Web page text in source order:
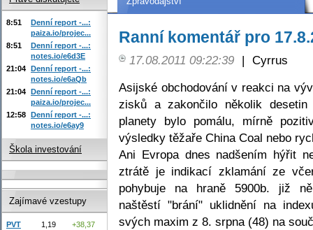
Ranní komentář pro
17.08.2011 09:22:39 | Cyrrus
Asijské obchodování v reakci na
zisků a zakončilo několik
planety bylo pomálu, mírně
výsledky těžaře China Coal nebo
Ani Evropa dnes nadšením hýřit
ztrátě je indikací zklamání ze
pohybuje na hraně 5900b. již
naštěstí "brání" uklidnění na
svých maxim z 8. srpna (48) na
8:51
Denní report -...:
paiza.io/projec...
8:51
Denní report -...:
notes.io/e6d3E
21:04 Denní report -...:
notes.io/e6aQb
21:04 Denní report -...:
paiza.io/projec...
12:58 Denní report -...:
notes.io/e6ay9
Škola investování
Zajímavé vzestupy
PVT 1,19
+38,37